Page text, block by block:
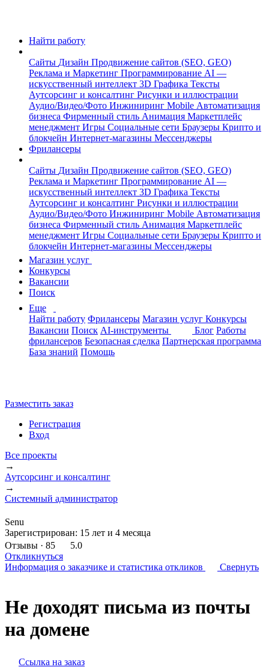
Найти работу
Сайты Дизайн Продвижение сайтов (SEO, GEO)
Реклама и Маркетинг Программирование AI —
искусственный интеллект 3D Графика Тексты
Аутсорсинг и консалтинг Рисунки и иллюстрации
Аудио/Видео/Фото Инжиниринг Mobile Автоматизация
бизнеса Фирменный стиль Анимация Маркетплейс
менеджмент Игры Социальные сети Браузеры Крипто и
блокчейн Интернет-магазины Мессенджеры
Фрилансеры
Сайты Дизайн Продвижение сайтов (SEO, GEO)
Реклама и Маркетинг Программирование AI —
искусственный интеллект 3D Графика Тексты
Аутсорсинг и консалтинг Рисунки и иллюстрации
Аудио/Видео/Фото Инжиниринг Mobile Автоматизация
бизнеса Фирменный стиль Анимация Маркетплейс
менеджмент Игры Социальные сети Браузеры Крипто и
блокчейн Интернет-магазины Мессенджеры
Магазин услуг
Конкурсы
Вакансии
Поиск
Еще
Найти работу Фрилансеры Магазин услуг Конкурсы
Вакансии Поиск AI-инструменты Блог Работы
фрилансеров Безопасная сделка Партнерская программа
База знаний Помощь
Разместить заказ
Регистрация
Вход
Все проекты
→
Аутсорсинг и консалтинг
→
Системный администратор
Senu
Зарегистрирован: 15 лет и 4 месяца
Отзывы · 85
5.0
Откликнуться
Информация о заказчике и статистика откликов Свернуть
Не доходят письма из почты
на домене
Ссылка на заказ